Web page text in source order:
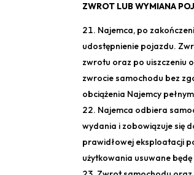
ZWROT LUB WYMIANA
Najemca, po
udostępnienie pojazdu.
zwrotu oraz po uiszczeniu
zwrocie samochodu bez
obciążenia Najemcy
Najemca odbiera
wydania i zobowiązuje się
prawidłowej eksploatacji
użytkowania usuwane